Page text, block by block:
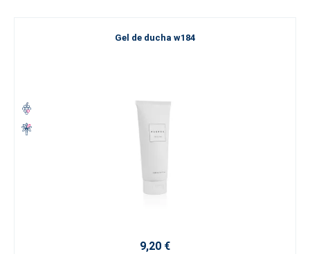
Gel de ducha w184
9,20 €